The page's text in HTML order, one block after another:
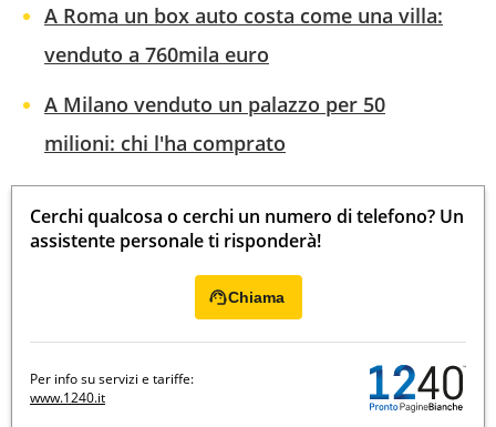
A Roma un box auto costa come una villa:
venduto a 760mila euro
A Milano venduto un palazzo per 50
milioni: chi l'ha comprato
Cerchi qualcosa o cerchi un numero di telefono? Un
assistente personale ti risponderà!
Chiama
Per info su servizi e tariffe:
www.1240.it